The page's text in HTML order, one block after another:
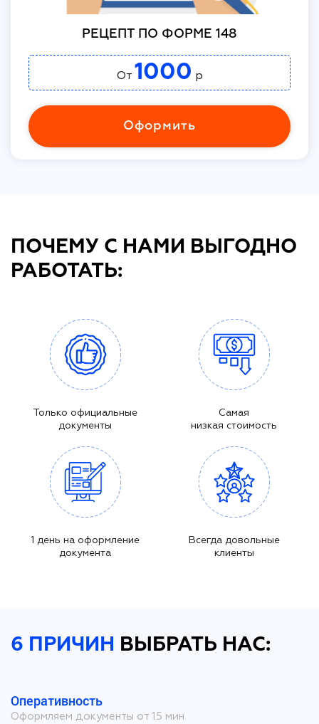
РЕЦЕПТ ПО ФОРМЕ 148
От 1000 р
Оформить
ПОЧЕМУ С НАМИ ВЫГОДНО
РАБОТАТЬ:
Только официальные
документы
Самая
низкая стоимость
1 день на оформление
документа
Всегда довольные
клиенты
6 ПРИЧИН ВЫБРАТЬ НАС:
Оперативность
Оформляем документы от 15 мин